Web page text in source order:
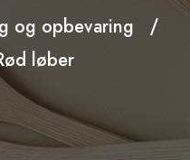
og opbevaring
løber